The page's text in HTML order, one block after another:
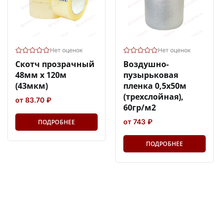
Нет оценок
Скотч прозрачный
48мм х 120м
(43мкм)
от 83.70 ₽
ПОДРОБНЕЕ
Нет оценок
Воздушно-
пузырьковая
пленка 0,5х50м
(трехслойная),
60гр/м2
от 743 ₽
ПОДРОБНЕЕ